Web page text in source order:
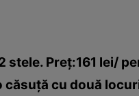
stele. Preţ:161 lei/
cu două